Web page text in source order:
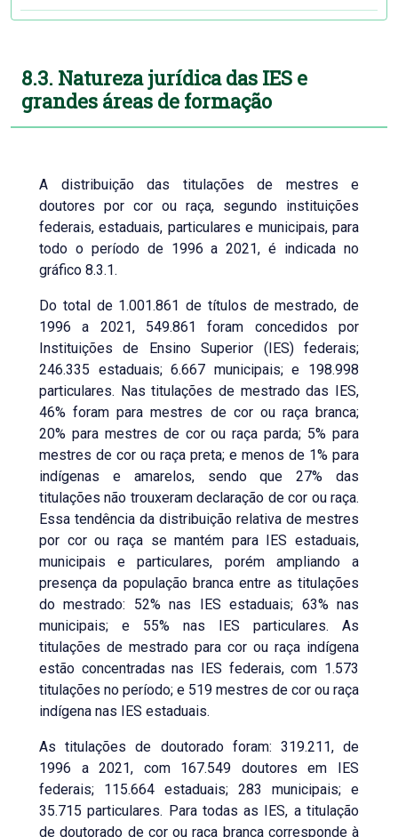
8.3. Natureza jurídica das IES e
grandes áreas de formação
A distribuição das titulações de mestres e
doutores por cor ou raça, segundo instituições
federais, estaduais, particulares e municipais, para
todo o período de 1996 a 2021, é indicada no
gráfico 8.3.1.
Do total de 1.001.861 de títulos de mestrado, de
1996 a 2021, 549.861 foram concedidos por
Instituições de Ensino Superior (IES) federais;
246.335 estaduais; 6.667 municipais; e 198.998
particulares. Nas titulações de mestrado das IES,
46% foram para mestres de cor ou raça branca;
20% para mestres de cor ou raça parda; 5% para
mestres de cor ou raça preta; e menos de 1% para
indígenas e amarelos, sendo que 27% das
titulações não trouxeram declaração de cor ou raça.
Essa tendência da distribuição relativa de mestres
por cor ou raça se mantém para IES estaduais,
municipais e particulares, porém ampliando a
presença da população branca entre as titulações
do mestrado: 52% nas IES estaduais; 63% nas
municipais; e 55% nas IES particulares. As
titulações de mestrado para cor ou raça indígena
estão concentradas nas IES federais, com 1.573
titulações no período; e 519 mestres de cor ou raça
indígena nas IES estaduais.
As titulações de doutorado foram: 319.211, de
1996 a 2021, com 167.549 doutores em IES
federais; 115.664 estaduais; 283 municipais; e
35.715 particulares. Para todas as IES, a titulação
de doutorado de cor ou raça branca corresponde à